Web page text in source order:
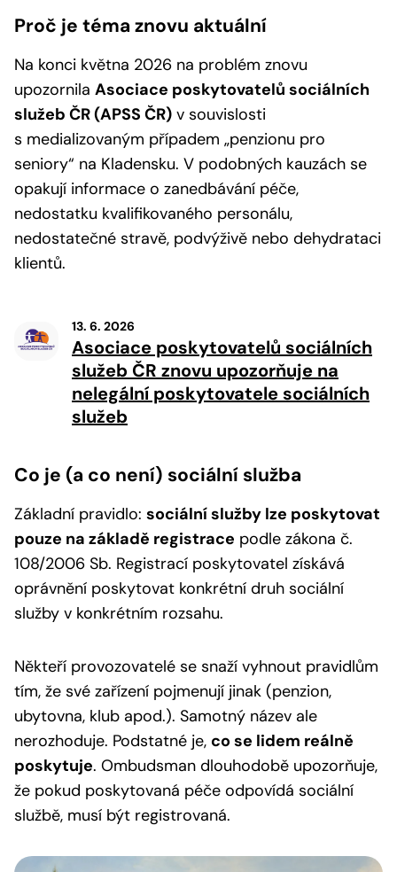
Proč je téma znovu aktuální
Na konci května 2026 na problém znovu
upozornila Asociace poskytovatelů sociálních
služeb ČR (APSS ČR) v souvislosti
s medializovaným případem „penzionu pro
seniory“ na Kladensku. V podobných kauzách se
opakují informace o zanedbávání péče,
nedostatku kvalifikovaného personálu,
nedostatečné stravě, podvýživě nebo dehydrataci
klientů.
13. 6. 2026
Asociace poskytovatelů sociálních
služeb ČR znovu upozorňuje na
nelegální poskytovatele sociálních
služeb
Co je (a co není) sociální služba
Základní pravidlo: sociální služby lze poskytovat
pouze na základě registrace podle zákona č.
108/2006 Sb. Registrací poskytovatel získává
oprávnění poskytovat konkrétní druh sociální
služby v konkrétním rozsahu.
Někteří provozovatelé se snaží vyhnout pravidlům
tím, že své zařízení pojmenují jinak (penzion,
ubytovna, klub apod.). Samotný název ale
nerozhoduje. Podstatné je, co se lidem reálně
poskytuje. Ombudsman dlouhodobě upozorňuje,
že pokud poskytovaná péče odpovídá sociální
službě, musí být registrovaná.